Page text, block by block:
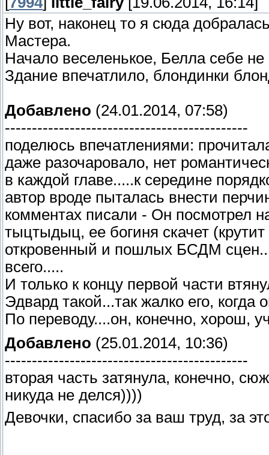
Ну вот, наконец то я сюда
Мастера.
Начало веселенькое, Белла себе
Здание впечатлило, блондинки
Добавлено (24.01.2014, 07:58)
---------------------------------------------
поделюсь впечатлениями:
даже разочаровало, нет
в каждой главе.....к середине
автор вроде пыталась внести
комментах писали - Он посмотрел
тыцтыдыц, ее богиня скачет
откровенный и пошлых БСДМ
всего.....
И только к концу первой части
Эдвард такой...так жалко его, когда
По переводу....он, конечно, хорош,
Добавлено (25.01.2014, 10:36)
---------------------------------------------
вторая часть затянула, конечно,
никуда не делся))))
Девочки, спасибо за ваш труд, за